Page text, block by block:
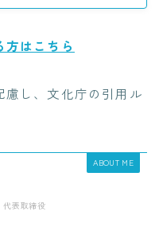
はこちら
し、文化庁の引用ル
ABOUT ME
代表取締役